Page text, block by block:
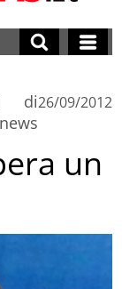
di
news
26/09/2012
un